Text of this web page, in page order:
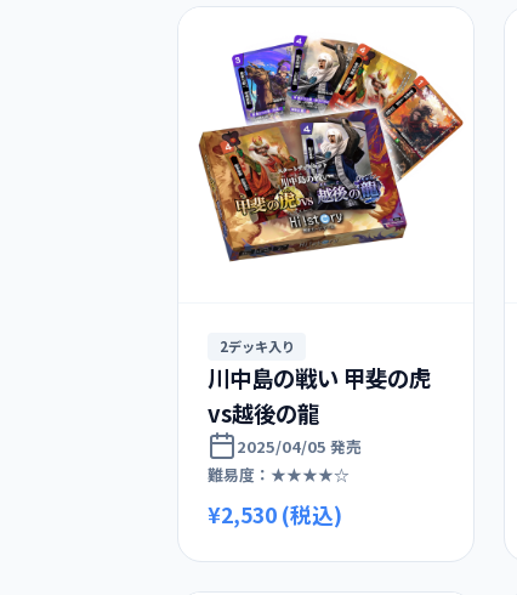
2デッキ入り
川中島の戦い 甲斐の虎
vs越後の龍
2025/04/05 発売
難易度：★★★★☆
¥2,530 (税込)